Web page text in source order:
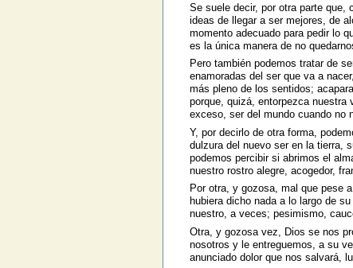
Se suele decir, por otra parte que,
ideas de llegar a ser mejores, de
momento adecuado para pedir lo
es la única manera de no
Pero también podemos tratar de
enamoradas del ser que va a
más pleno de los sentidos;
porque, quizá, entorpezca nuestra
exceso, ser del mundo cuando no
Y, por decirlo de otra forma,
dulzura del nuevo ser en la tierra,
podemos percibir si abrimos el
nuestro rostro alegre, acogedor,
Por otra, y gozosa, mal que pese
hubiera dicho nada a lo largo de
nuestro, a veces; pesimismo,
Otra, y gozosa vez, Dios se nos
nosotros y le entreguemos, a su
anunciado dolor que nos salvará,